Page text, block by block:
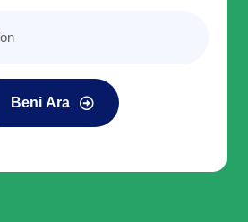
Beni Ara